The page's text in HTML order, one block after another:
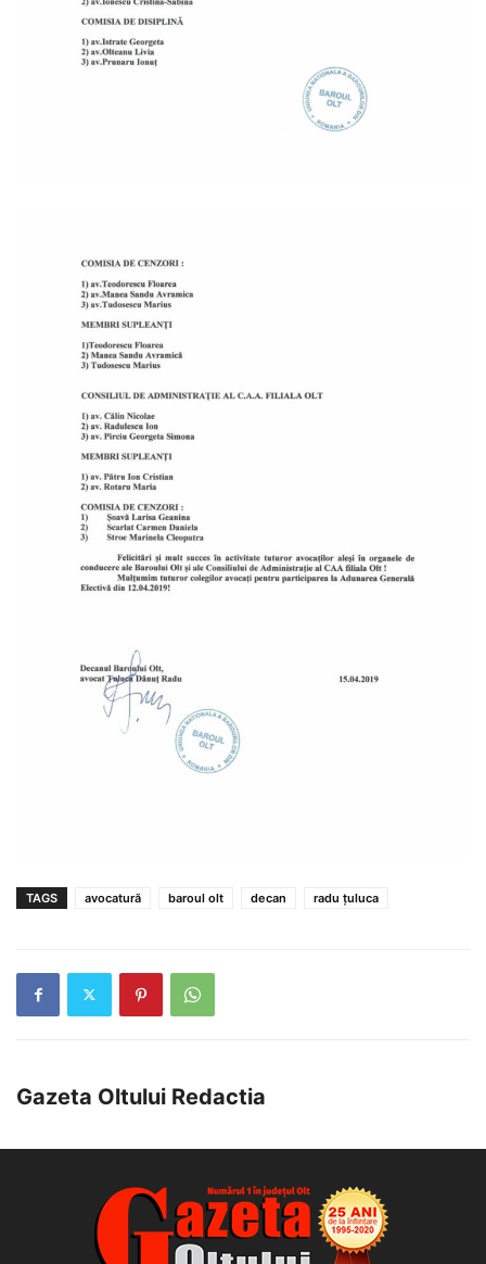
TAGS avocatură baroul olt decan radu țuluca
Gazeta Oltului Redactia